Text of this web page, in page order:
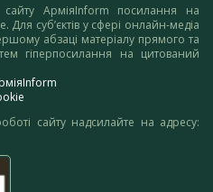
АрміяInform посилання на
Для суб’єктів у сфері онлайн-медіа
абзаці матеріалу прямого та
гіперпосилання на цитований
сайту надсилайте на адресу: